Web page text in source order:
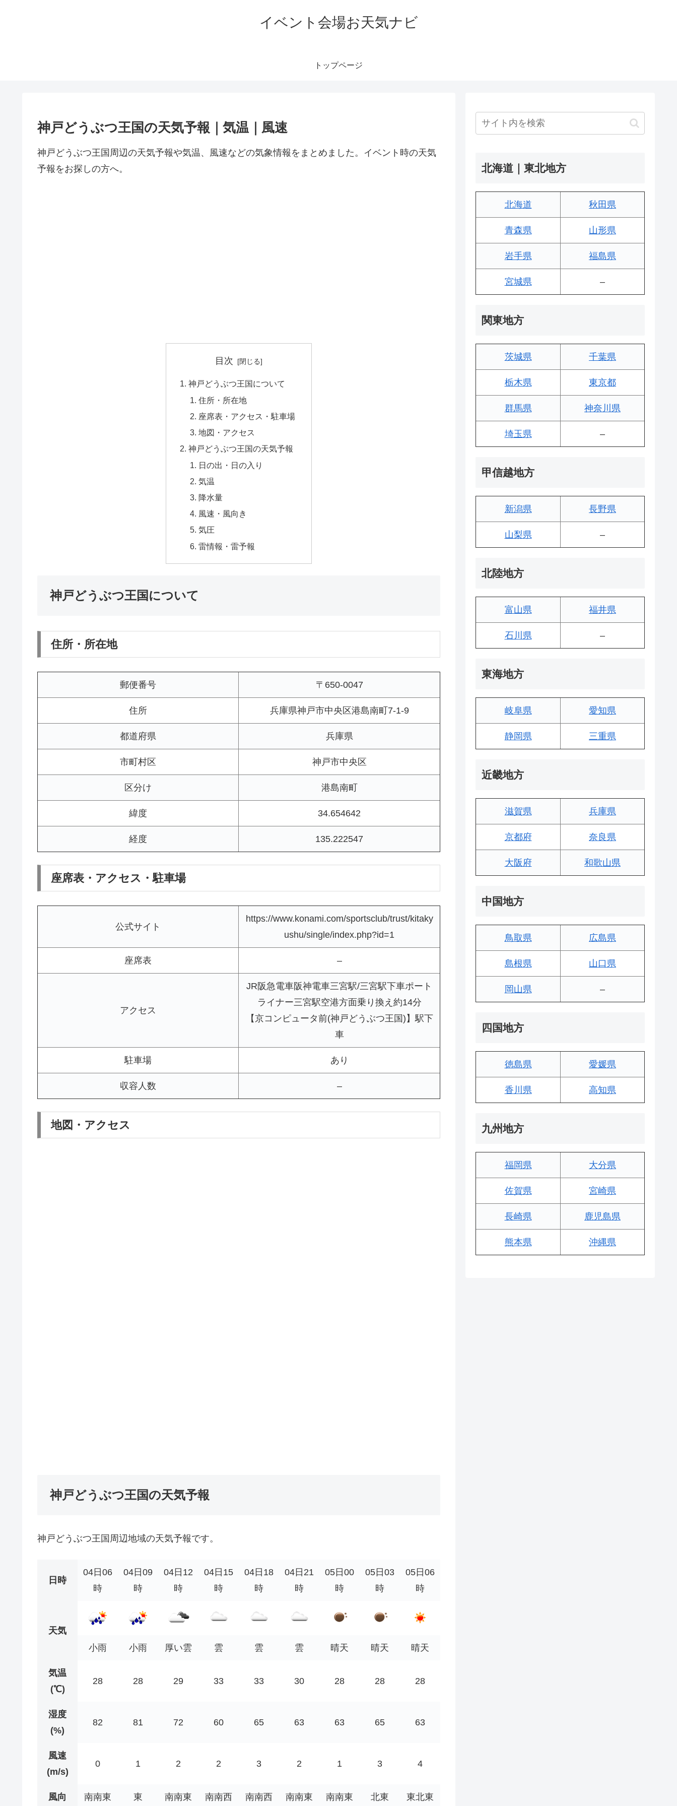
イベント会場お天気ナビ
トップページ
神戸どうぶつ王国の天気予報｜気温｜風速
神戸どうぶつ王国周辺の天気予報や気温、風速などの気象情報をまとめました。イベント時の天気
予報をお探しの方へ。
目次
神戸どうぶつ王国について
住所・所在地
座席表・アクセス・駐車場
地図・アクセス
神戸どうぶつ王国の天気予報
日の出・日の入り
気温
降水量
風速・風向き
気圧
雷情報・雷予報
神戸どうぶつ王国について
住所・所在地
郵便番号 〒650-0047
住所 兵庫県神戸市中央区港島南町7-1-9
都道府県 兵庫県
市町村区 神戸市中央区
区分け 港島南町
緯度 34.654642
経度 135.222547
座席表・アクセス・駐車場
公式サイト
https://www.konami.com/sportsclub/trust/kitaky
ushu/single/index.php?id=1
座席表 –
アクセス
JR阪急電車阪神電車三宮駅/三宮駅下車ポート
ライナー三宮駅空港方面乗り換え約14分
【京コンピュータ前(神戸どうぶつ王国)】駅下
車
駐車場 あり
収容人数 –
地図・アクセス
神戸どうぶつ王国の天気予報
神戸どうぶつ王国周辺地域の天気予報です。
日時
04日06
時
04日09
時
04日12
時
04日15
時
04日18
時
04日21
時
05日00
時
05日03
時
05日06
時
天気
小雨
小雨 厚い雲 雲 雲 雲 晴天 晴天 晴天
気温
(℃)
28 28 29 33 33 30 28 28 28
湿度
(%)
82 81 72 60 65 63 63 65 63
風速
(m/s)
0 1 2 2 3 2 1 3 4
風向 南南東 東 南南東 南南西 南南西 南南東 南南東 北東 東北東
北海道｜東北地方
北海道 秋田県
青森県 山形県
岩手県 福島県
宮城県 –
関東地方
茨城県 千葉県
栃木県 東京都
群馬県 神奈川県
埼玉県 –
甲信越地方
新潟県 長野県
山梨県 –
北陸地方
富山県 福井県
石川県 –
東海地方
岐阜県 愛知県
静岡県 三重県
近畿地方
滋賀県 兵庫県
京都府 奈良県
大阪府 和歌山県
中国地方
鳥取県 広島県
島根県 山口県
岡山県 –
四国地方
徳島県 愛媛県
香川県 高知県
九州地方
福岡県 大分県
佐賀県 宮崎県
長崎県 鹿児島県
熊本県 沖縄県